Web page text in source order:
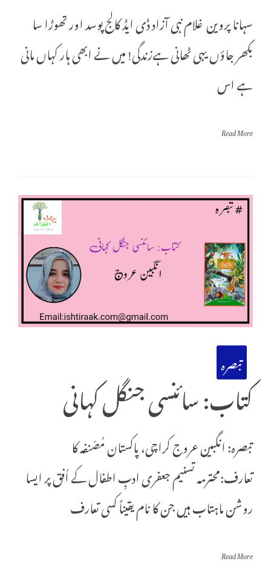
سہانا پروین غلام نبی آزاد ڈی ایڈ کالج پوسد اور تھوڑا سا
بکھر جاؤں یہی ٹھانی ہےزندگی! میں نے ابھی ہار کہاں مانی
ہے اس
Read More
تبصرہ
کتاب: سائنسی جنگل کہانی
تبصرہ: انگبین عروج کراچی، پاکستان مُصّنفہ کا
تعارف:محترمہ تسنیم جعفری ادبِ اطفال کے اُفق پر ایسا
روشن ماہتاب ہیں جن کا نام یقیناً کسی تعارف
Read More